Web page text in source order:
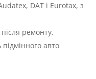
DAT і Eurotax, з
ремонту.
підмінного авто